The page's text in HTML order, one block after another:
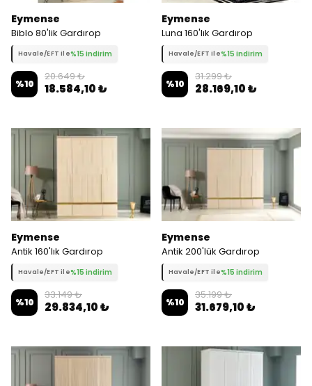
Eymense
Biblo 80'lik Gardırop
Havale/EFT ile%15 indirim
%10
20.649 ₺
18.584,10 ₺
Eymense
Luna 160'lık Gardırop
Havale/EFT ile%15 indirim
%10
31.299 ₺
28.169,10 ₺
Eymense
Antik 160'lık Gardırop
Havale/EFT ile%15 indirim
%10
33.149 ₺
29.834,10 ₺
Eymense
Antik 200'lük Gardırop
Havale/EFT ile%15 indirim
%10
35.199 ₺
31.679,10 ₺